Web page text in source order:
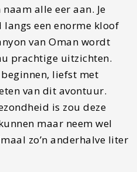
alle eer aan. Je
een enorme kloof
van Oman wordt
prachtige uitzichten.
liefst met
van dit avontuur.
is zou deze
maar neem wel
zo’n anderhalve liter